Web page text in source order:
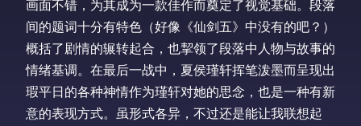
画面不错，为其成为一款佳作而奠定了视觉基础。段落
间的题词十分有特色（好像《仙剑五》中没有的吧？）
概括了剧情的辗转起合，也挈领了段落中人物与故事的
情绪基调。在最后一战中，夏侯瑾轩挥笔泼墨而呈现出
瑕平日的各种神情作为瑾轩对她的思念，也是一种有新
意的表现方式。虽形式各异，不过还是能让我联想起